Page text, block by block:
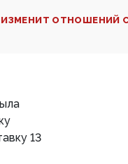
ИЗМЕНИТ ОТНОШЕНИЙ
13